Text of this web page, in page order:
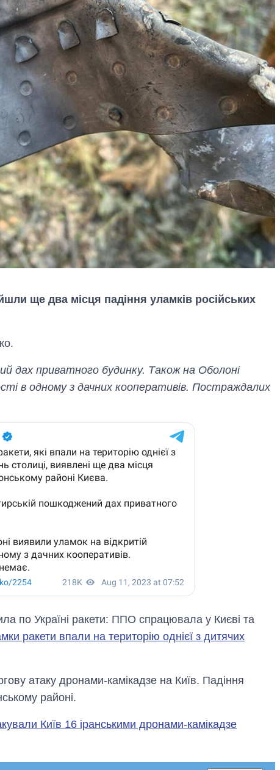
ще два місця падіння уламків російських
дах приватного будинку. Також на Оболоні
в одному з дачних кооперативів. Постраждалих
по Україні ракети: ППО спрацювала у Києві та
ракети впали на територію однієї з дитячих
атаку дронами-камікадзе на Київ. Падіння
районі.
Київ 16 іранськими дронами-камікадзе